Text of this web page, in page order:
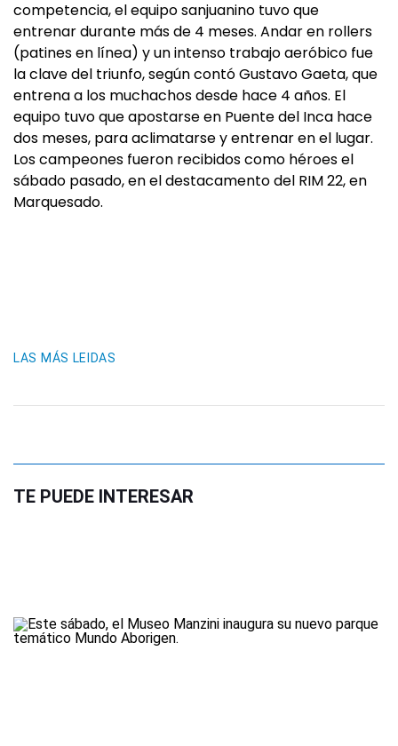
competencia, el equipo sanjuanino tuvo que
entrenar durante más de 4 meses. Andar en rollers
(patines en línea) y un intenso trabajo aeróbico fue
la clave del triunfo, según contó Gustavo Gaeta, que
entrena a los muchachos desde hace 4 años. El
equipo tuvo que apostarse en Puente del Inca hace
dos meses, para aclimatarse y entrenar en el lugar.
Los campeones fueron recibidos como héroes el
sábado pasado, en el destacamento del RIM 22, en
Marquesado.
LAS MÁS LEIDAS
TE PUEDE INTERESAR